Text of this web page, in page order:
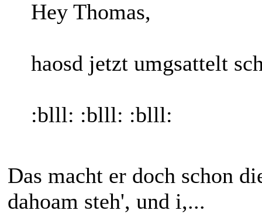
Hey Thomas,
haosd jetzt umgsattelt
:blll: :blll: :blll:
Das macht er doch schon
dahoam steh', und i,...